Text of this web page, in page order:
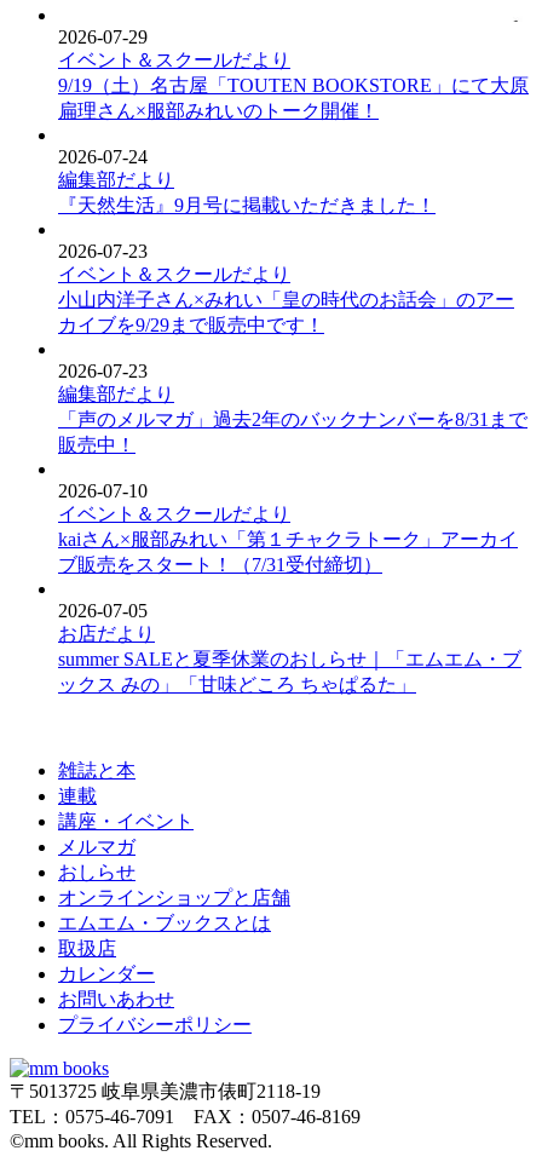
2026-07-29
イベント＆スクールだより
9/19（土）名古屋「TOUTEN BOOKSTORE」にて大原
扁理さん×服部みれいのトーク開催！
2026-07-24
編集部だより
『天然生活』9月号に掲載いただきました！
2026-07-23
イベント＆スクールだより
小山内洋子さん×みれい「皇の時代のお話会」のアー
カイブを9/29まで販売中です！
2026-07-23
編集部だより
「声のメルマガ」過去2年のバックナンバーを8/31まで
販売中！
2026-07-10
イベント＆スクールだより
kaiさん×服部みれい「第１チャクラトーク」アーカイ
ブ販売をスタート！（7/31受付締切）
2026-07-05
お店だより
summer SALEと夏季休業のおしらせ｜「エムエム・ブ
ックス みの」「甘味どころ ちゃぱるた」
雑誌と本
連載
講座・イベント
メルマガ
おしらせ
オンラインショップと店舗
エムエム・ブックスとは
取扱店
カレンダー
お問いあわせ
プライバシーポリシー
〒5013725 岐阜県美濃市俵町2118-19
TEL：0575-46-7091 FAX：0507-46-8169
©mm books. All Rights Reserved.